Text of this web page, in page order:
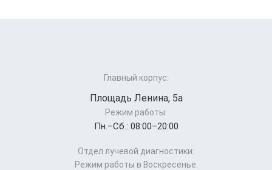
Главный корпус:
Площадь Ленина, 5а
Режим работы:
Пн.–Cб.: 08:00–20:00
Отдел лучевой диагностики:
Режим работы в Воскресенье: